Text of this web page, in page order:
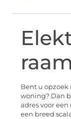
Bent u
woning? Dan
adres voor
een breed